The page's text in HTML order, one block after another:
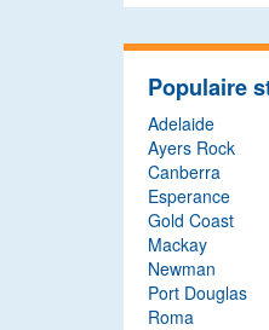
Populaire
Adelaide
Ayers Rock
Canberra
Esperance
Gold Coast
Mackay
Newman
Port Douglas
Roma